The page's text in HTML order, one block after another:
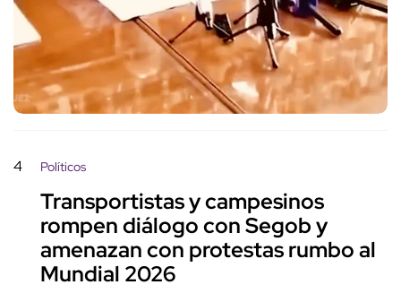
4 Políticos
Transportistas y campesinos
rompen diálogo con Segob y
amenazan con protestas rumbo al
Mundial 2026